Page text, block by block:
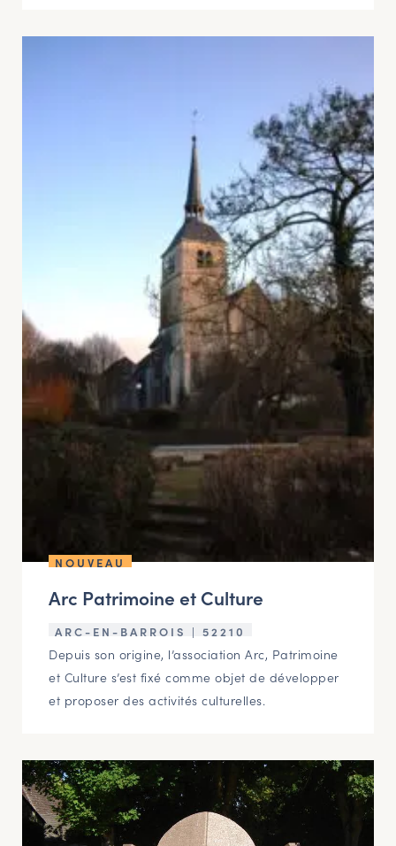
NOUVEAU
Arc Patrimoine et Culture
ARC-EN-BARROIS | 52210
Depuis son origine, l’association Arc, Patrimoine
et Culture s’est fixé comme objet de développer
et proposer des activités culturelles.